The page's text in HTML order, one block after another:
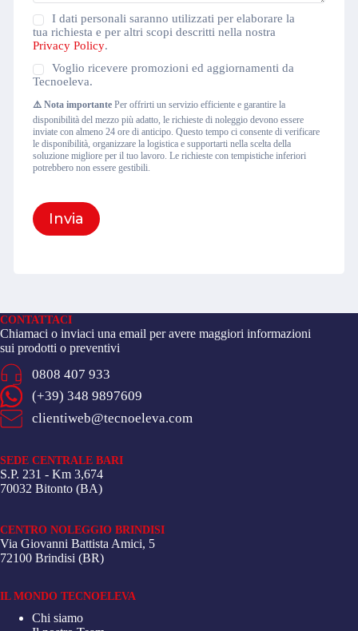
Privacy
Policy(Obbligatorio)
I dati personali saranno utilizzati per elaborare la
tua richiesta e per altri scopi descritti nella nostra
Privacy Policy.
Newsletter
Voglio ricevere promozioni ed aggiornamenti da
Tecnoeleva.
⚠️ Nota importante Per offrirti un servizio efficiente e garantire la
disponibilità del mezzo più adatto, le richieste di noleggio devono essere
inviate con almeno 24 ore di anticipo. Questo tempo ci consente di verificare
le disponibilità, organizzare la logistica e supportarti nella scelta della
soluzione migliore per il tuo lavoro. Le richieste con tempistiche inferiori
potrebbero non essere gestibili.
Invia
CONTATTACI
Chiamaci o inviaci una email per avere maggiori informazioni
sui prodotti o preventivi
0808 407 933
(+39) 348 9897609
clientiweb@tecnoeleva.com
SEDE CENTRALE BARI
S.P. 231 - Km 3,674
70032 Bitonto (BA)
CENTRO NOLEGGIO BRINDISI
Via Giovanni Battista Amici, 5
72100 Brindisi (BR)
IL MONDO TECNOELEVA
Chi siamo